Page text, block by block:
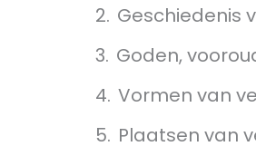
Geschiedenis
Goden,
Vormen van
Plaatsen van